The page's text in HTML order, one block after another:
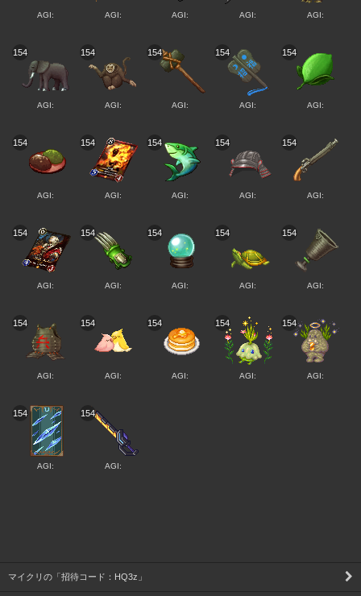
AGI: AGI: AGI: AGI: AGI:
154
AGI:
154
AGI:
154
AGI:
154
AGI:
154
AGI:
154
AGI:
154
AGI:
154
AGI:
154
AGI:
154
AGI:
154
AGI:
154
AGI:
154
AGI:
154
AGI:
154
AGI:
154
AGI:
154
AGI:
154
AGI:
154
AGI:
154
AGI:
154
AGI:
154
AGI:
マイクリの「招待コード：HQ3z」